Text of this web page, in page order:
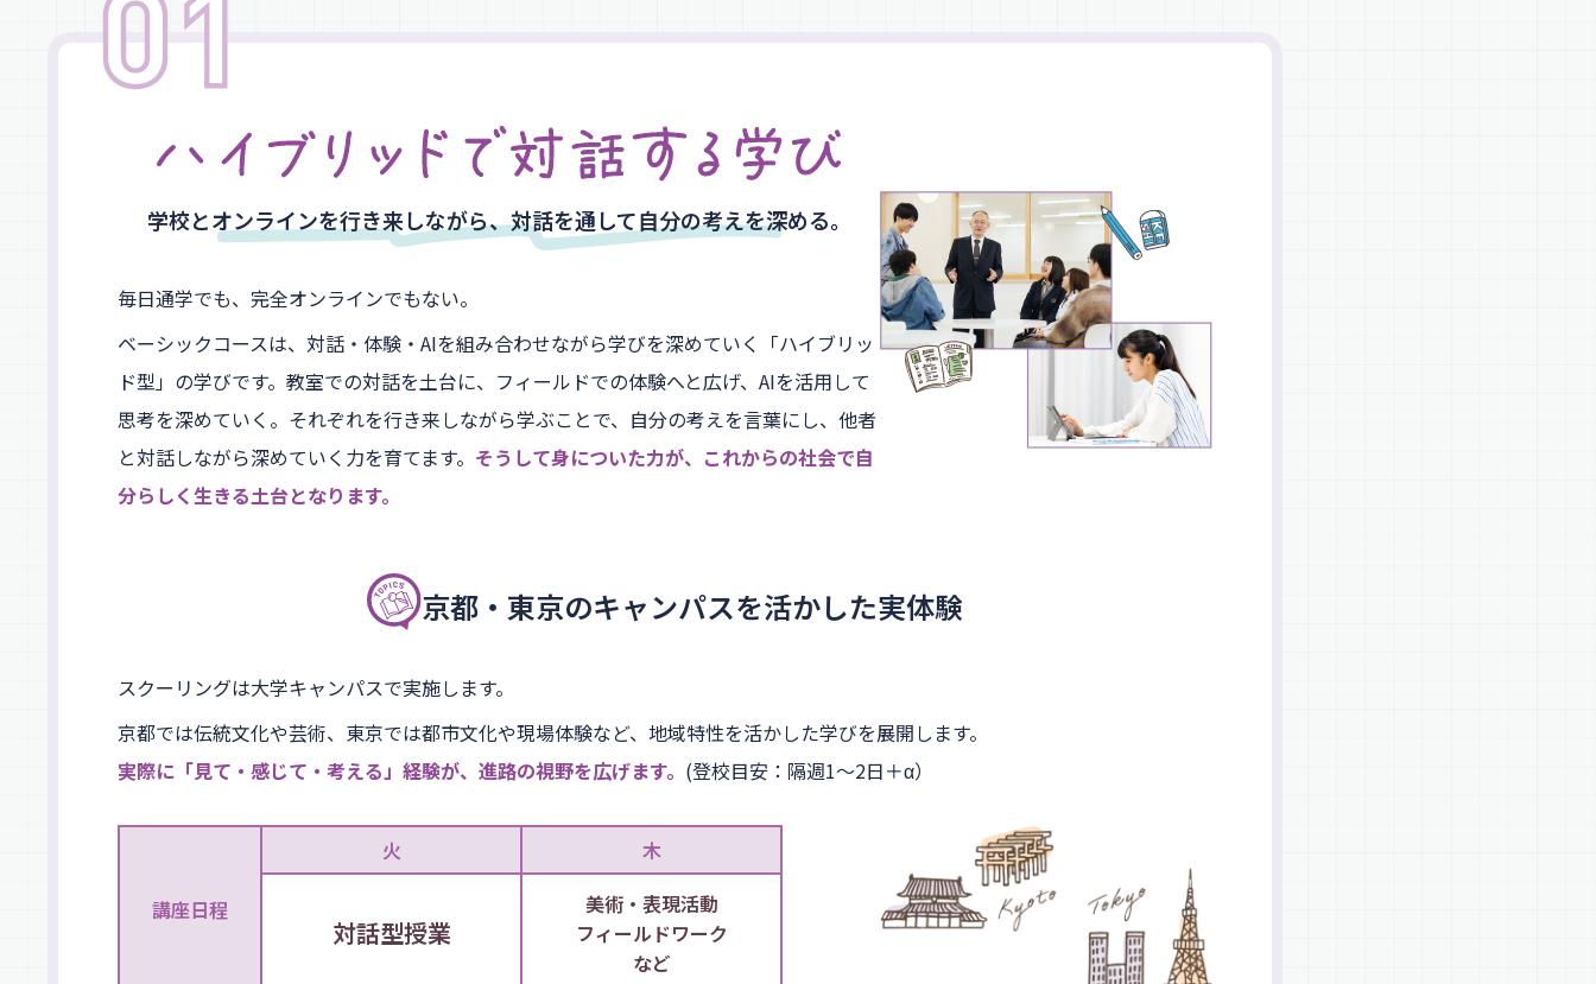
学校とオンラインを行き来しながら、対話を通して自分の考えを深める。
毎日通学でも、完全オンラインでもない。
ベーシックコースは、対話・体験・AIを組み合わせながら学びを深めていく「ハイブリッ
ド型」の学びです。教室での対話を土台に、フィールドでの体験へと広げ、AIを活用して
思考を深めていく。それぞれを行き来しながら学ぶことで、自分の考えを言葉にし、他者
と対話しながら深めていく力を育てます。 そうして身についた力が、これからの社会で自
分らしく生きる土台となります。
京都・東京のキャンパスを活かした実体験
スクーリングは大学キャンパスで実施します。
京都では伝統文化や芸術、東京では都市文化や現場体験など、地域特性を活かした学びを展開します。
実際に「見て・感じて・考える」経験が、進路の視野を広げます。 (登校目安：隔週1～2日＋α）
講座日程
火 木
対話型授業
美術・表現活動
フィールドワーク
など